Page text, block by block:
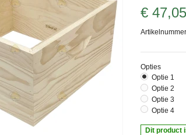
€ 47,05
Artikelnummer
Opties
Optie 1
Optie 2
Optie 3
Optie 4
Dit product